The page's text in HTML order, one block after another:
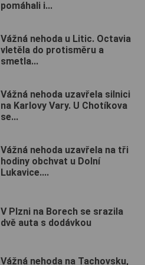
pomáhali i...
Vážná nehoda u Litic. Octavia
vletěla do protisměru a
smetla...
Vážná nehoda uzavřela silnici
na Karlovy Vary. U Chotíkova
se...
Vážná nehoda uzavřela na tři
hodiny obchvat u Dolní
Lukavice....
V Plzni na Borech se srazila
dvě auta s dodávkou
Vážná nehoda na Tachovsku,